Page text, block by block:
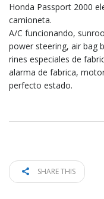
Honda Passport 2000
camioneta.
A/C funcionando,
power steering, air bag
rines especiales de
alarma de fabrica,
perfecto estado.
SHARE THIS